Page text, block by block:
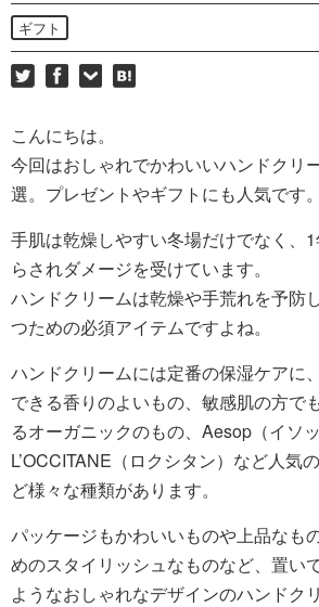
ギフト
こんにちは。
今回はおしゃれでかわいいハンドクリ
選。プレゼントやギフトにも人気です。
手肌は乾燥しやすい冬場だけでなく、
らされダメージを受けています。
ハンドクリームは乾燥や手荒れを予防
つための必須アイテムですよね。
ハンドクリームには定番の保湿ケアに
できる香りのよいもの、敏感肌の方で
るオーガニックのもの、Aesop（イソ
L’OCCITANE（ロクシタン）など人気
ど様々な種類があります。
パッケージもかわいいものや上品なも
めのスタイリッシュなものなど、置い
ようなおしゃれなデザインのハンドク